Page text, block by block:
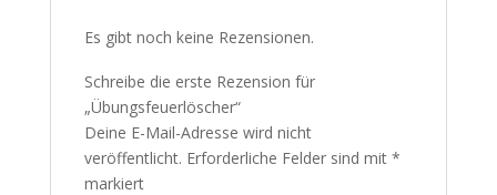
Es gibt noch keine Rezensionen.
Schreibe die erste Rezension für
„Übungsfeuerlöscher“
Deine E-Mail-Adresse wird nicht
veröffentlicht. Erforderliche Felder sind mit *
markiert